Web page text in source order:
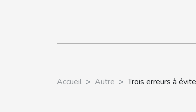
Accueil Autre Trois erreurs à